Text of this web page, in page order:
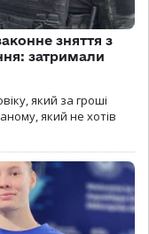
зняття з
затримали
який за гроші
який не хотів